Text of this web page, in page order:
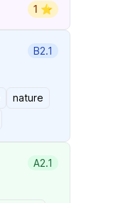
1 ⭐️
B2.1
nature
A2.1